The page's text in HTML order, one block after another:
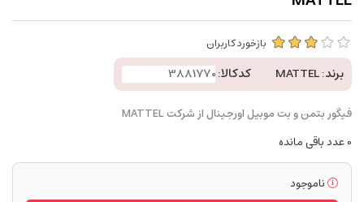
بازخورد کاربران
برند:MATTEL کدکالا:
فیگور بتمن و بت موبیل اورجینال از شرکت MATTEL
0عدد باقی مانده
ناموجود